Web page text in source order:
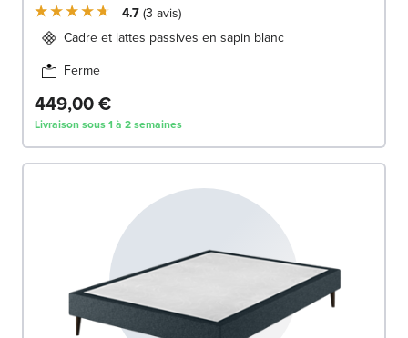
4.7 3 avis
Cadre et lattes passives en sapin blanc
Ferme
449,00 €
Livraison sous 1 à 2 semaines